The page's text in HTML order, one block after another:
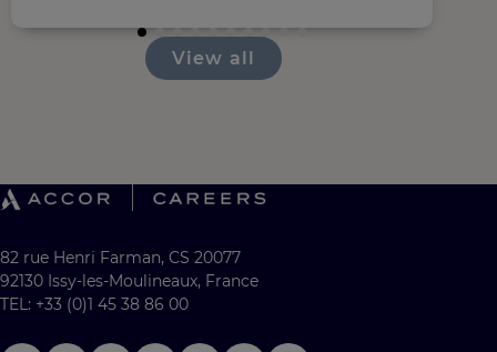
View all
82 rue Henri Farman, CS 20077
92130 Issy-les-Moulineaux, France
TEL: +33 (0)1 45 38 86 00